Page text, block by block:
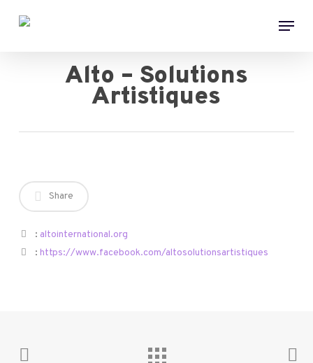
Menu
Alto – Solutions
Artistiques
Share
: altointernational.org
: https://www.facebook.com/altosolutionsartistiques